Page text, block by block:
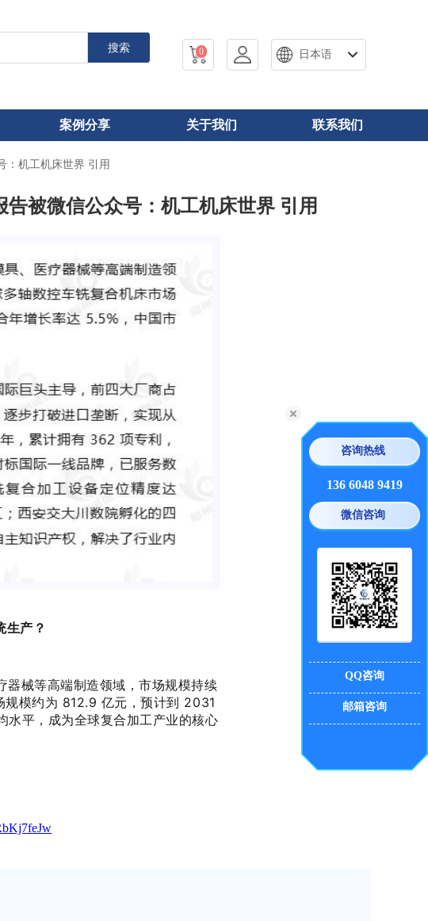
咨询热线
136 6048 9419
微信咨询
QQ咨询
邮箱咨询
搜索 0 日本语
案例分享 关于我们 联系我们
：机工机床世界 引用
被微信公众号：机工机床世界 引用
生产？
器械等高端制造领域，市场规模持续
模约为 812.9 亿元，预计到 2031
水平，成为全球复合加工产业的核心